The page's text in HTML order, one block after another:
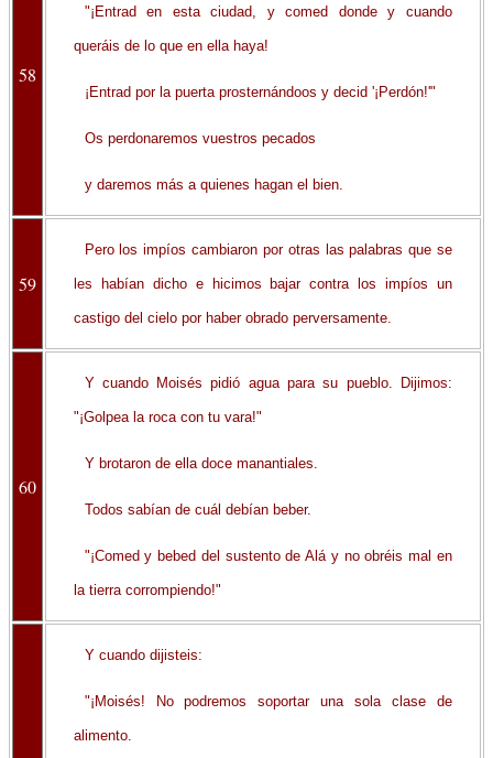
58
"¡Entrad en esta ciudad, y comed donde y cuando
queráis de lo que en ella haya!
¡Entrad por la puerta prosternándoos y decid '¡Perdón!'"
Os perdonaremos vuestros pecados
y daremos más a quienes hagan el bien.
59
Pero los impíos cambiaron por otras las palabras que se
les habían dicho e hicimos bajar contra los impíos un
castigo del cielo por haber obrado perversamente.
60
Y cuando Moisés pidió agua para su pueblo. Dijimos:
"¡Golpea la roca con tu vara!"
Y brotaron de ella doce manantiales.
Todos sabían de cuál debían beber.
"¡Comed y bebed del sustento de Alá y no obréis mal en
la tierra corrompiendo!"
Y cuando dijisteis:
"¡Moisés! No podremos soportar una sola clase de
alimento.